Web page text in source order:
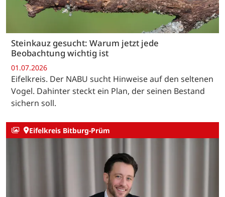
Steinkauz gesucht: Warum jetzt jede
Beobachtung wichtig ist
01.07.2026
Eifelkreis. Der NABU sucht Hinweise auf den seltenen
Vogel. Dahinter steckt ein Plan, der seinen Bestand
sichern soll.
Eifelkreis Bitburg-Prüm